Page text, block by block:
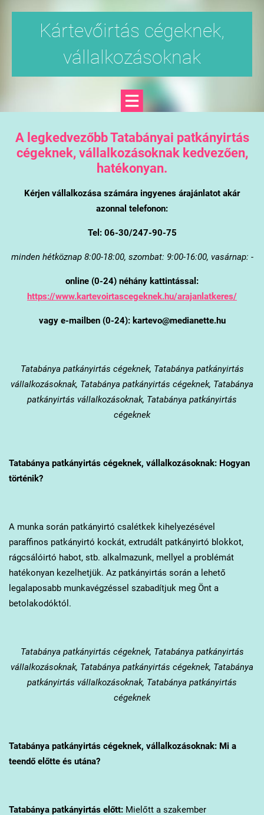
Kártevőirtás cégeknek,
vállalkozásoknak
A legkedvezőbb Tatabányai patkányirtás
cégeknek, vállalkozásoknak kedvezően,
hatékonyan.
Kérjen vállalkozása számára ingyenes árajánlatot akár
azonnal telefonon:
Tel: 06-30/247-90-75
minden hétköznap 8:00-18:00, szombat: 9:00-16:00, vasárnap: -
online (0-24) néhány kattintással:
https://www.kartevoirtascegeknek.hu/arajanlatkeres/
vagy e-mailben (0-24): kartevo@medianette.hu
Tatabánya patkányirtás cégeknek, Tatabánya patkányirtás
vállalkozásoknak, Tatabánya patkányirtás cégeknek, Tatabánya
patkányirtás vállalkozásoknak, Tatabánya patkányirtás
cégeknek
Tatabányapatkányirtás cégeknek, vállalkozásoknak: Hogyan
történik?
A munka során patkányirtó csalétkek kihelyezésével
paraffinos patkányirtó kockát, extrudált patkányirtó blokkot,
rágcsálóirtó habot, stb. alkalmazunk, mellyel a problémát
hatékonyan kezelhetjük. Az patkányirtás során a lehető
legalaposabb munkavégzéssel szabadítjuk meg Önt a
betolakodóktól.
Tatabánya patkányirtás cégeknek, Tatabánya patkányirtás
vállalkozásoknak, Tatabánya patkányirtás cégeknek, Tatabánya
patkányirtás vállalkozásoknak, Tatabánya patkányirtás
cégeknek
Tatabányapatkányirtás cégeknek, vállalkozásoknak: Mi a
teendő előtte és utána?
Tatabányapatkányirtás előtt:Mielőtt a szakember